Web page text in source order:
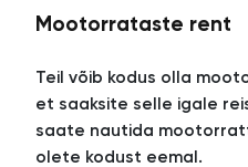
Mootorrataste rent
Teil võib kodus olla
et saaksite selle igale
saate nautida
olete kodust eemal.